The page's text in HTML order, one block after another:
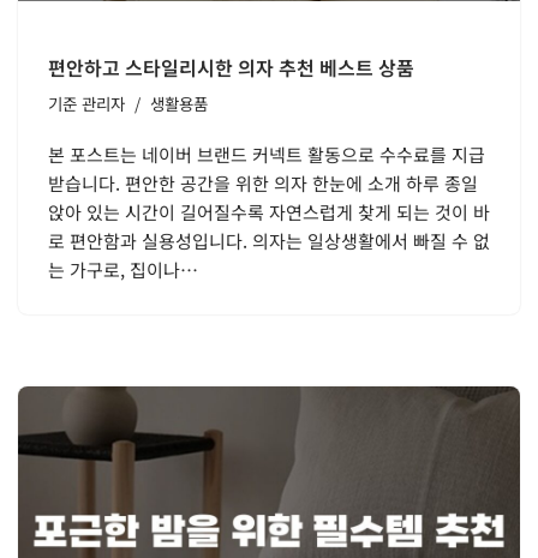
편안하고 스타일리시한 의자 추천 베스트 상품
기준 관리자 생활용품
본 포스트는 네이버 브랜드 커넥트 활동으로 수수료를 지급
받습니다. 편안한 공간을 위한 의자 한눈에 소개 하루 종일
앉아 있는 시간이 길어질수록 자연스럽게 찾게 되는 것이 바
로 편안함과 실용성입니다. 의자는 일상생활에서 빠질 수 없
는 가구로, 집이나…